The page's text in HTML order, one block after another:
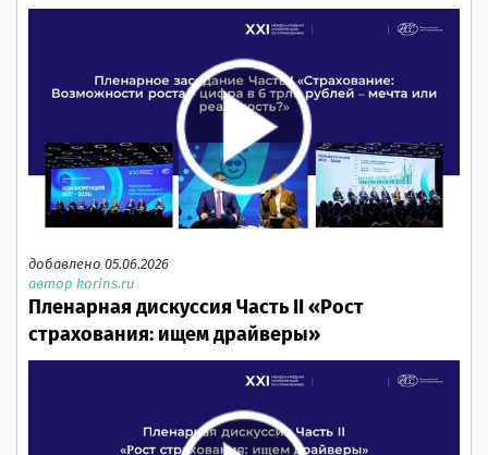
добавлено 05.06.2026
автор korins.ru
Пленарная дискуссия Часть II «Рост
страхования: ищем драйверы»